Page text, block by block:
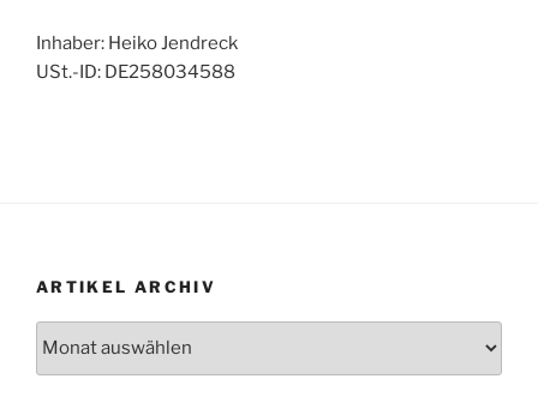
Inhaber: Heiko Jendreck
USt.-ID: DE258034588
ARTIKEL ARCHIV